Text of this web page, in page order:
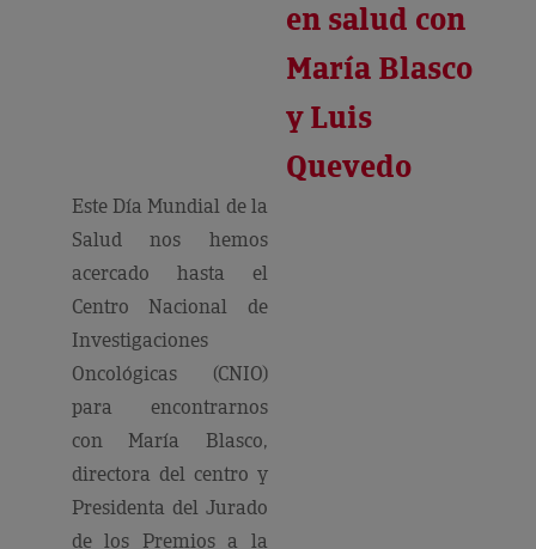
en salud con
María Blasco
y Luis
Quevedo
Este Día Mundial de la
Salud nos hemos
acercado hasta el
Centro Nacional de
Investigaciones
Oncológicas (CNIO)
para encontrarnos
con María Blasco,
directora del centro y
Presidenta del Jurado
de los Premios a la